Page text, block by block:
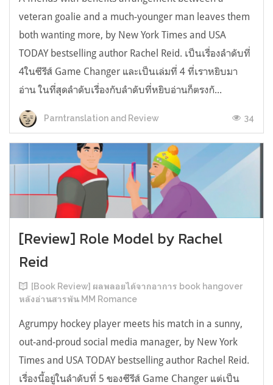
veteran goalie and a much-younger man leaves them
both wanting more, by New York Times and USA
TODAY bestselling author Rachel Reid. เป็นเรื่องลำดับที่
4ในซีรีส์ Game Changer และเป็นเล่มที่ 4 ที่เราหยิบมา
อ่าน ในที่สุดลำดับเรื่องกับลำดับที่หยิบอ่านก็ตรงกั...
Parntranslation and Review 34
[Review] Role Model by Rachel
Reid
[Book Review] ผลพลอยได้จากอาการ book hangover
หลังอ่านสารพัน MM Romance
Agrumpy hockey player meets his match in a sunny,
out-and-proud social media manager, by New York
Times and USA TODAY bestselling author Rachel Reid.
เรื่องนี้อยู่ในลำดับที่ 5 ของซีรีส์ Game Changer แต่เป็น